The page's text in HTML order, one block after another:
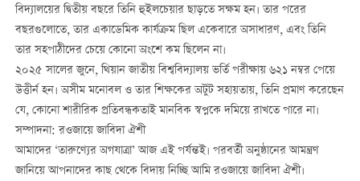
বিদ্যালয়ের দ্বিতীয় বছরে তিনি হুইলচেয়ার ছাড়তে সক্ষম হন। তার পরের
বছরগুলোতে, তার একাডেমিক কার্যক্রম ছিল একেবারে অসাধারণ, এবং তিনি
তার সহপাঠীদের চেয়ে কোনো অংশে কম ছিলেন না।
২০২৫ সালের জুনে, থিয়ান জাতীয় বিশ্ববিদ্যালয় ভর্তি পরীক্ষায় ৬২১ নম্বর পেয়ে
উত্তীর্ন হন। অসীম মনোবল ও তার শিক্ষকের অটুট সহায়তায়, তিনি প্রমাণ করেছেন
যে, কোনো শারীরিক প্রতিবন্ধকতাই মানবিক স্বপ্নকে দমিয়ে রাখতে পারে না।
সম্পাদনা: রওজায়ে জাবিদা ঐশী
আমাদের ‘তারুণ্যের অগযাত্রা’ আজ এই পর্যন্তই। পরবর্তী অনুষ্ঠানের আমন্ত্রণ
জানিয়ে আপনাদের কাছ থেকে বিদায় নিচ্ছি আমি রওজায়ে জাবিদা ঐশী।